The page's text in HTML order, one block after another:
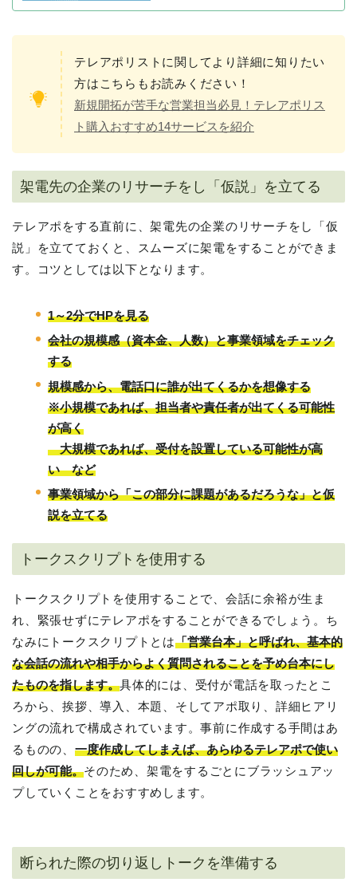
テレアポリストに関してより詳細に知りたい
方はこちらもお読みください！
新規開拓が苦手な営業担当必見！テレアポリス
ト購入おすすめ14サービスを紹介
架電先の企業のリサーチをし「仮説」を立てる
テレアポをする直前に、架電先の企業のリサーチをし「仮
説」を立てておくと、スムーズに架電をすることができま
す。コツとしては以下となります。
1～2分でHPを見る
会社の規模感（資本金、人数）と事業領域をチェック
する
規模感から、電話口に誰が出てくるかを想像する
※小規模であれば、担当者や責任者が出てくる可能性
が高く
大規模であれば、受付を設置している可能性が高
い など
事業領域から「この部分に課題があるだろうな」と仮
説を立てる
トークスクリプトを使用する
トークスクリプトを使用することで、会話に余裕が生ま
れ、緊張せずにテレアポをすることができるでしょう。ち
なみにトークスクリプトとは「営業台本」と呼ばれ、基本的
な会話の流れや相手からよく質問されることを予め台本にし
たものを指します。具体的には、受付が電話を取ったとこ
ろから、挨拶、導入、本題、そしてアポ取り、詳細ヒアリ
ングの流れで構成されています。事前に作成する手間はあ
るものの、 一度作成してしまえば、あらゆるテレアポで使い
回しが可能。そのため、架電をするごとにブラッシュアッ
プしていくことをおすすめします。
断られた際の切り返しトークを準備する